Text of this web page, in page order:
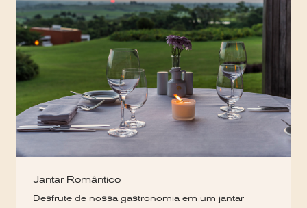
Jantar Romântico
Desfrute de nossa gastronomia em um jantar